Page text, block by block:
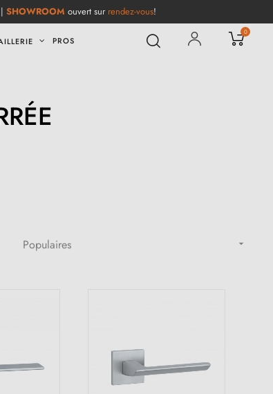
SHOWROOM ouvert sur rendez-vous!
PROS
0
Populaires 